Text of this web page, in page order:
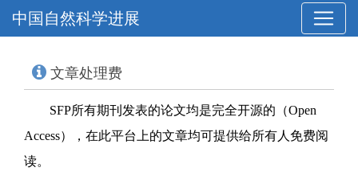
中国自然科学进展
文章处理费
SFP所有期刊发表的论文均是完全开源的（Open
Access），在此平台上的文章均可提供给所有人免费阅
读。